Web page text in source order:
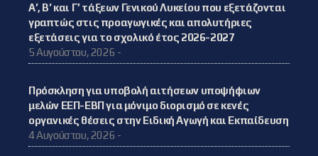
Α’, Β’ και Γ’ τάξεων Γενικού Λυκείου που εξετάζονται
γραπτώς στις προαγωγικές και απολυτήριες
εξετάσεις για το σχολικό έτος 2026-2027
5 Αυγούστου, 2026 -
Πρόσκληση για υποβολή αιτήσεων υποψήφιων
μελών ΕΕΠ-ΕΒΠ για μόνιμο διορισμό σε κενές
οργανικές θέσεις στην Ειδική Αγωγή και Εκπαίδευση
4 Αυγούστου, 2026 -